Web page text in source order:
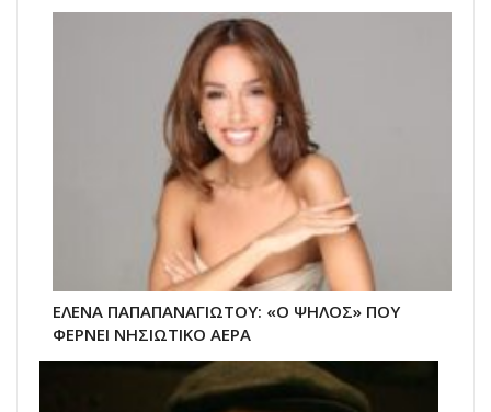
ΕΛΕΝΑ ΠΑΠΑΠΑΝΑΓΙΩΤΟΥ: «Ο ΨΗΛΟΣ» ΠΟΥ
ΦΕΡΝΕΙ ΝΗΣΙΩΤΙΚΟ ΑΕΡΑ